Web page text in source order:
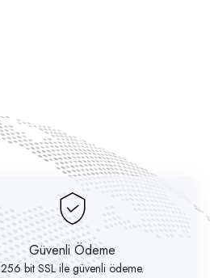
Güvenli Ödeme
256 bit SSL ile güvenli ödeme.